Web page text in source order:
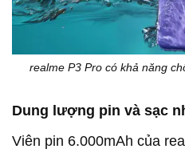
realme P3 Pro có khả năng
Dung lượng pin và sạc
Viên pin 6.000mAh của